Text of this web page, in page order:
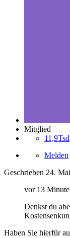
Mitglied
11,9Tsd
Melden
Geschrieben 24.
vor 13
Denkst du
Haben Sie hierfür